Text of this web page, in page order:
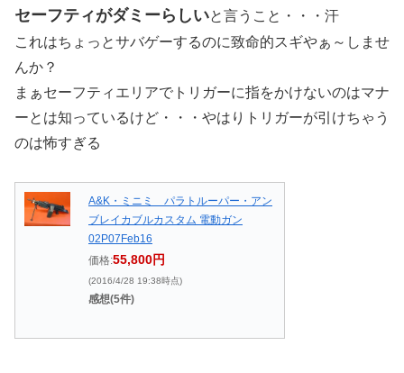
セーフティがダミーらしいと言うこと・・・汗
これはちょっとサバゲーするのに致命的スギやぁ～しませ
んか？
まぁセーフティエリアでトリガーに指をかけないのはマナ
ーとは知っているけど・・・やはりトリガーが引けちゃう
のは怖すぎる
A&K・ミニミ パラトルーパー・アン
ブレイカブルカスタム 電動ガン
02P07Feb16
価格:55,800円
(2016/4/28 19:38時点)
感想(5件)